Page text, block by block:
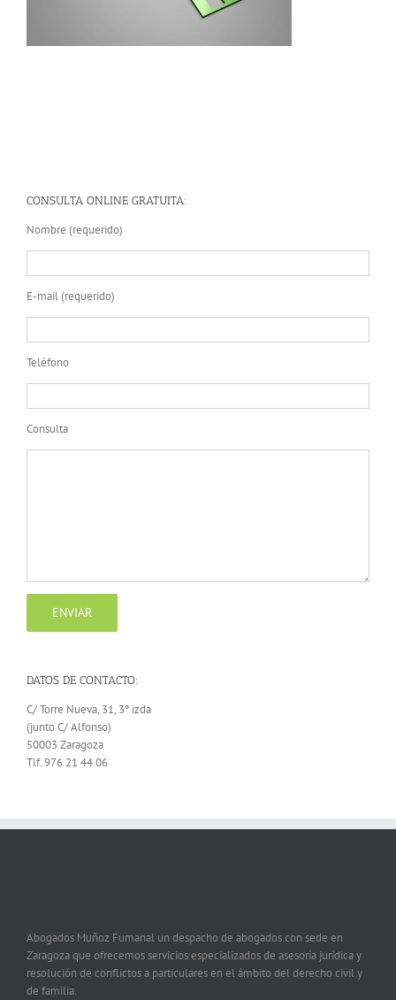
CONSULTA ONLINE GRATUITA:
Nombre (requerido)
E-mail (requerido)
Teléfono
Consulta
DATOS DE CONTACTO:
C/ Torre Nueva, 31, 3º izda
(junto C/ Alfonso)
50003 Zaragoza
Tlf. 976 21 44 06
Abogados Muñoz Fumanal un despacho de abogados con sede en
Zaragoza que ofrecemos servicios especializados de asesoría jurídica y
resolución de conflictos a particulares en el ámbito del derecho civil y
de familia.